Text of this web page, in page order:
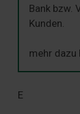
Bank bzw.
Kunden.
mehr dazu
E